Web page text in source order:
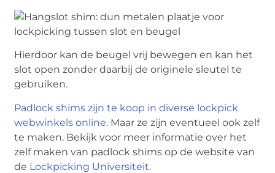
Hierdoor kan de beugel vrij bewegen en kan het
slot open zonder daarbij de originele sleutel te
gebruiken.
Padlock shims zijn te koop in diverse lockpick
webwinkels online. Maar ze zijn eventueel ook zelf
te maken. Bekijk voor meer informatie over het
zelf maken van padlock shims op de website van
de Lockpicking Universiteit.